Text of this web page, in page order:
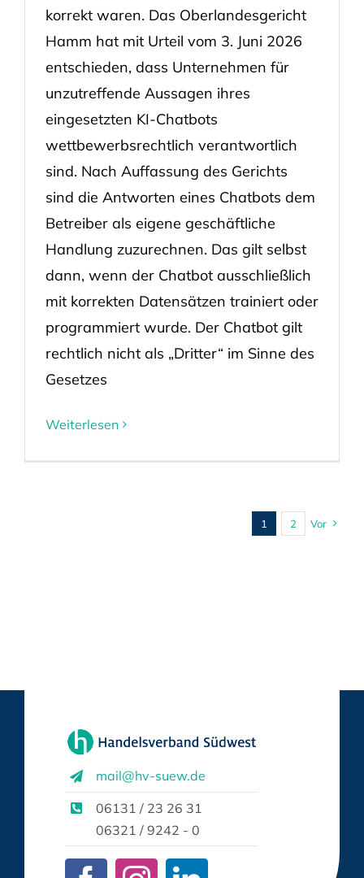
korrekt waren. Das Oberlandesgericht
Hamm hat mit Urteil vom 3. Juni 2026
entschieden, dass Unternehmen für
unzutreffende Aussagen ihres
eingesetzten KI-Chatbots
wettbewerbsrechtlich verantwortlich
sind. Nach Auffassung des Gerichts
sind die Antworten eines Chatbots dem
Betreiber als eigene geschäftliche
Handlung zuzurechnen. Das gilt selbst
dann, wenn der Chatbot ausschließlich
mit korrekten Datensätzen trainiert oder
programmiert wurde. Der Chatbot gilt
rechtlich nicht als „Dritter“ im Sinne des
Gesetzes
Weiterlesen
1 2 Vor
mail@hv-suew.de
06131 / 23 26 31
06321 / 9242 - 0